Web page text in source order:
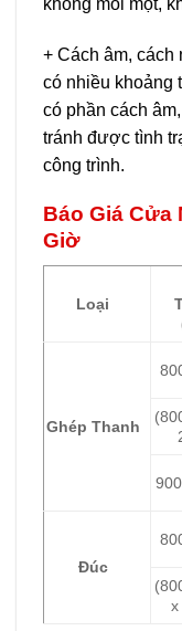
+ Cách âm, cách
có nhiều khoảng
có phần cách
tránh được tình
công trình.
Báo Giá Cửa
Giờ
Loại
Ghép Thanh
Đúc
x